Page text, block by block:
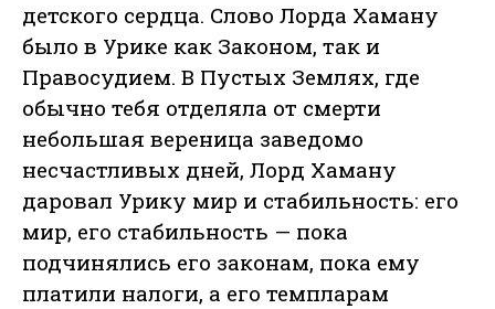
детского сердца. Слово Лорда Хаману
было в Урике как Законом, так и
Правосудием. В Пустых Землях, где
обычно тебя отделяла от смерти
небольшая вереница заведомо
несчастливых дней, Лорд Хаману
даровал Урику мир и стабильность: его
мир, его стабильность — пока
подчинялись его законам, пока ему
платили налоги, а его темпларам